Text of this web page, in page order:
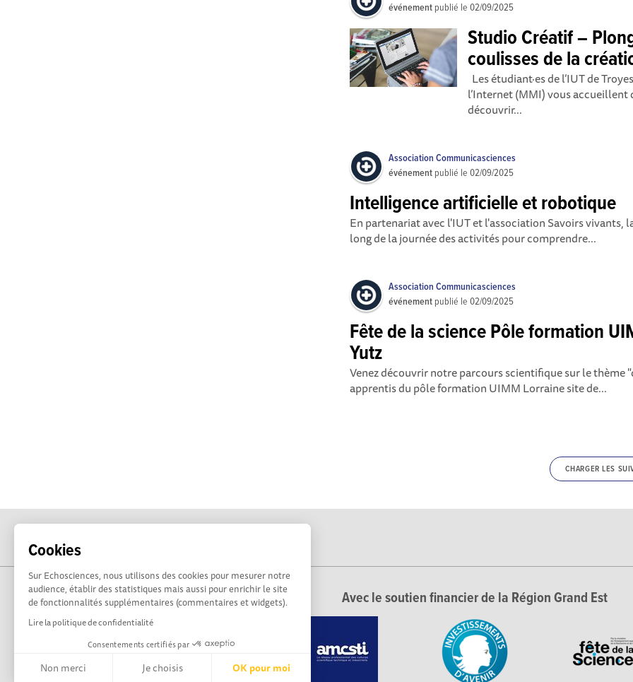
Cookies
Sur Echosciences, nous utilisons des cookies pour mesurer notre
audience, établir des statistiques mais aussi pour enrichir le site
de fonctionnalités supplémentaires (commentaires et widgets).
Lire la politique de confidentialité
Consentements certifiés par
Non merci Je choisis OK pour moi
événement publié le02/09/2025
Studio Créatif –
coulisses de la
Les étudiant·es de l’IUT de
l’Internet (MMI) vous
découvrir...
Association Communicasciences
événement publié le02/09/2025
Intelligence artificielle et robotique
En partenariat avec l'IUT et l'association Savoirs vivants,
long de la journée des activités pour comprendre...
Association Communicasciences
événement publié le02/09/2025
Fête de la science Pôle formation
Yutz
Venez découvrir notre parcours scientifique sur le thème
apprentis du pôle formation UIMM Lorraine site de...
CHARGER LES
Avec le soutien financier de la Région Grand Est